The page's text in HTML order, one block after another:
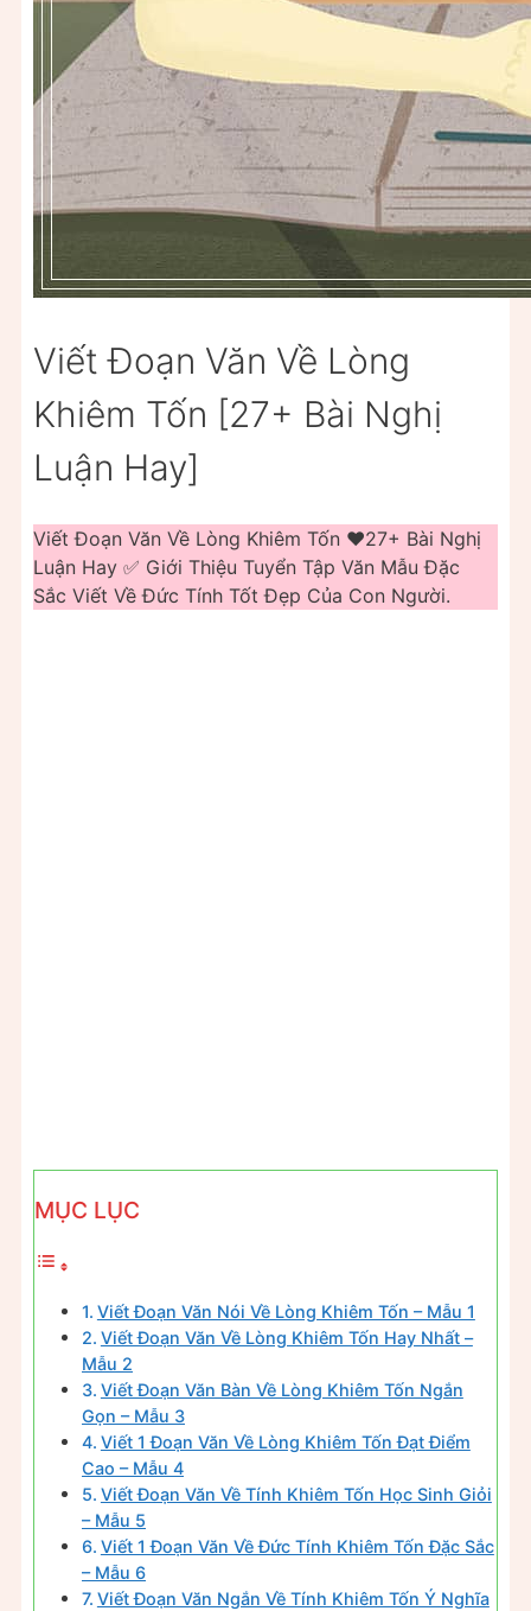
Viết Đoạn Văn Về Lòng
Khiêm Tốn [27+ Bài Nghị
Luận Hay]
Viết Đoạn Văn Về Lòng Khiêm Tốn ❤️️27+ Bài Nghị
Luận Hay ✅ Giới Thiệu Tuyển Tập Văn Mẫu Đặc
Sắc Viết Về Đức Tính Tốt Đẹp Của Con Người.
MỤC LỤC
Viết Đoạn Văn Nói Về Lòng Khiêm Tốn – Mẫu 1
Viết Đoạn Văn Về Lòng Khiêm Tốn Hay Nhất –
Mẫu 2
Viết Đoạn Văn Bàn Về Lòng Khiêm Tốn Ngắn
Gọn – Mẫu 3
Viết 1 Đoạn Văn Về Lòng Khiêm Tốn Đạt Điểm
Cao – Mẫu 4
Viết Đoạn Văn Về Tính Khiêm Tốn Học Sinh Giỏi
– Mẫu 5
Viết 1 Đoạn Văn Về Đức Tính Khiêm Tốn Đặc Sắc
– Mẫu 6
Viết Đoạn Văn Ngắn Về Tính Khiêm Tốn Ý Nghĩa